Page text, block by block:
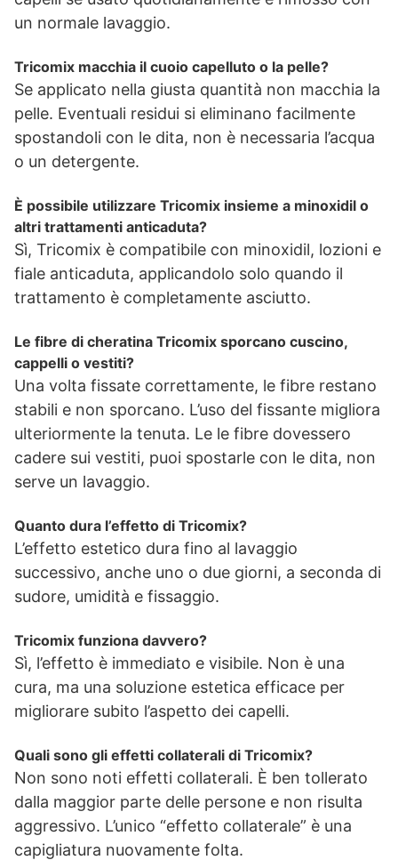
un normale lavaggio.
Tricomix macchia il cuoio capelluto o la pelle?
Se applicato nella giusta quantità non macchia la
pelle. Eventuali residui si eliminano facilmente
spostandoli con le dita, non è necessaria l’acqua
o un detergente.
È possibile utilizzare Tricomix insieme a minoxidil o
altri trattamenti anticaduta?
Sì, Tricomix è compatibile con minoxidil, lozioni e
fiale anticaduta, applicandolo solo quando il
trattamento è completamente asciutto.
Le fibre di cheratina Tricomix sporcano cuscino,
cappelli o vestiti?
Una volta fissate correttamente, le fibre restano
stabili e non sporcano. L’uso del fissante migliora
ulteriormente la tenuta. Le le fibre dovessero
cadere sui vestiti, puoi spostarle con le dita, non
serve un lavaggio.
Quanto dura l’effetto di Tricomix?
L’effetto estetico dura fino al lavaggio
successivo, anche uno o due giorni, a seconda di
sudore, umidità e fissaggio.
Tricomix funziona davvero?
Sì, l’effetto è immediato e visibile. Non è una
cura, ma una soluzione estetica efficace per
migliorare subito l’aspetto dei capelli.
Quali sono gli effetti collaterali di Tricomix?
Non sono noti effetti collaterali. È ben tollerato
dalla maggior parte delle persone e non risulta
aggressivo. L’unico “effetto collaterale” è una
capigliatura nuovamente folta.